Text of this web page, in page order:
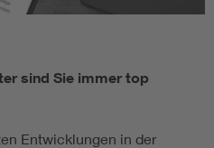
sind Sie immer top
Entwicklungen in der